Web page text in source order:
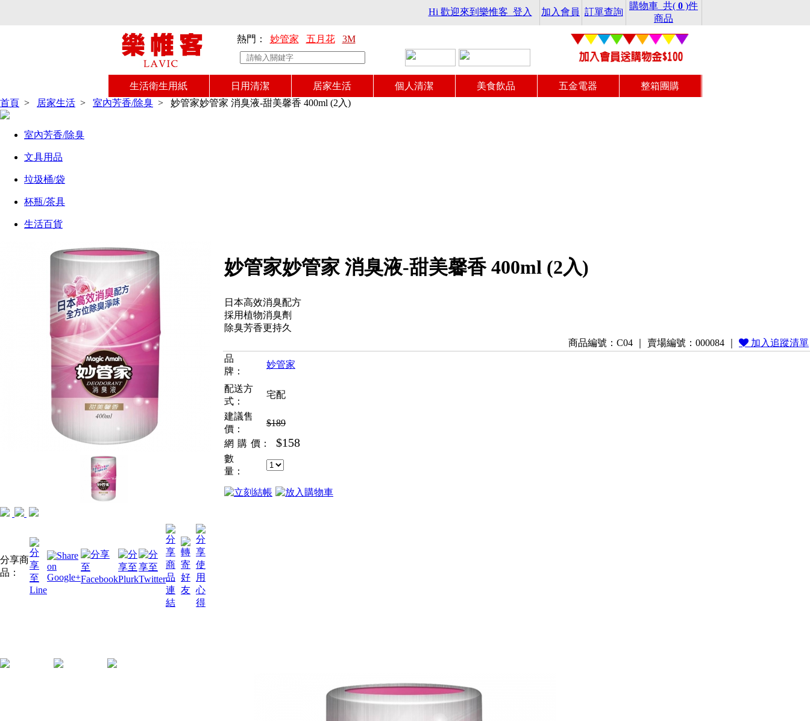
Hi 歡迎來到樂惟客 登入 加入會員 訂單查詢
購物車 共( 0 )件
商品
熱門：
妙管家 五月花 3M
生活衛生用紙 日用清潔 居家生活 個人清潔 美食飲品 五金電器
整箱團購
首頁 > 居家生活 > 室內芳香/除臭 > 妙管家妙管家 消臭液-甜美馨香 400ml (2入)
室內芳香/除臭
文具用品
垃圾桶/袋
杯瓶/茶具
生活百貨
分享商
品：
妙管家妙管家 消臭液-甜美馨香 400ml (2入)
日本高效消臭配方
採用植物消臭劑
除臭芳香更持久
商品編號：C04 ｜ 賣場編號：000084 ｜
加入追蹤清單
品
牌：
妙管家
配送方
式：
宅配
建議售
價：
$189
網購 價： $158
數
量：